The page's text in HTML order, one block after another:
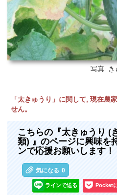
写真: き
「太きゅうり」に関して, 現在農
せん。
こちらの『太きゅうり (
類) 』のページに興味を
ンで応援お願いします！
気になる 0
ラインで送る Pocket